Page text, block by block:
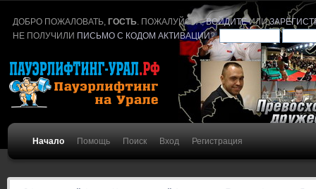
ДОБРО ПОЖАЛОВАТЬ,ГОСТЬ . ПОЖАЛУЙСТА,ВОЙДИТЕИЛИ
НЕ ПОЛУЧИЛИ ПИСЬМО С КОДОМ АКТИВАЦИИ?
Начало Помощь Поиск Вход Регистрация